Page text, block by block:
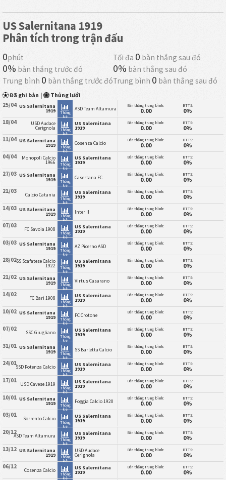
US Salernitana 1919
Phân tích trong trận đấu
0phút Tối đa 0 bàn thắng sau đó
0% bàn thắng trước đó 0% bàn thắng sau đó
Trung bình 0 bàn thắng trước đóTrung bình 0 bàn thắng sau đó
Đã ghi bàn | Thủng lưới
25/04 US Salernitana
1919
Thống
kê
ASD Team Altamura Bàn thắng trung bình:
0.00
BTTS:
0%
18/04 USD Audace
Cerignola
Thống
kê
US Salernitana
1919
Bàn thắng trung bình:
0.00
BTTS:
0%
11/04 US Salernitana
1919
Thống
kê
Cosenza Calcio Bàn thắng trung bình:
0.00
BTTS:
0%
04/04 Monopoli Calcio
1966
Thống
kê
US Salernitana
1919
Bàn thắng trung bình:
0.00
BTTS:
0%
27/03 US Salernitana
1919
Thống
kê
Casertana FC Bàn thắng trung bình:
0.00
BTTS:
0%
21/03 Calcio Catania
Thống
kê
US Salernitana
1919
Bàn thắng trung bình:
0.00
BTTS:
0%
14/03 US Salernitana
1919
Thống
kê
Inter II Bàn thắng trung bình:
0.00
BTTS:
0%
07/03 FC Savoia 1908
Thống
kê
US Salernitana
1919
Bàn thắng trung bình:
0.00
BTTS:
0%
03/03 US Salernitana
1919
Thống
kê
AZ Picerno ASD Bàn thắng trung bình:
0.00
BTTS:
0%
28/02SS Scafatese Calcio
1922
Thống
kê
US Salernitana
1919
Bàn thắng trung bình:
0.00
BTTS:
0%
21/02 US Salernitana
1919
Thống
kê
Virtus Casarano Bàn thắng trung bình:
0.00
BTTS:
0%
14/02 FC Bari 1908
Thống
kê
US Salernitana
1919
Bàn thắng trung bình:
0.00
BTTS:
0%
10/02 US Salernitana
1919
Thống
kê
FC Crotone Bàn thắng trung bình:
0.00
BTTS:
0%
07/02 SSC Giugliano
Thống
kê
US Salernitana
1919
Bàn thắng trung bình:
0.00
BTTS:
0%
31/01 US Salernitana
1919
Thống
kê
SS Barletta Calcio Bàn thắng trung bình:
0.00
BTTS:
0%
24/01SSD Potenza Calcio
Thống
kê
US Salernitana
1919
Bàn thắng trung bình:
0.00
BTTS:
0%
17/01 USD Cavese 1919
Thống
kê
US Salernitana
1919
Bàn thắng trung bình:
0.00
BTTS:
0%
10/01 US Salernitana
1919
Thống
kê
Foggia Calcio 1920 Bàn thắng trung bình:
0.00
BTTS:
0%
03/01 Sorrento Calcio
Thống
kê
US Salernitana
1919
Bàn thắng trung bình:
0.00
BTTS:
0%
20/12ASD Team Altamura
Thống
kê
US Salernitana
1919
Bàn thắng trung bình:
0.00
BTTS:
0%
13/12 US Salernitana
1919
Thống
kê
USD Audace
Cerignola
Bàn thắng trung bình:
0.00
BTTS:
0%
06/12 Cosenza Calcio
Thống
kê
US Salernitana
1919
Bàn thắng trung bình:
0.00
BTTS:
0%